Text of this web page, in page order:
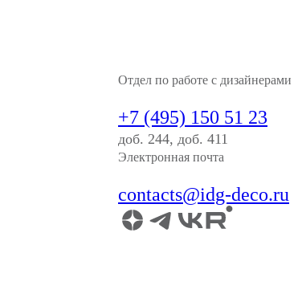
Отдел по работе с дизайнерами
+7 (495) 150 51 23
доб. 244, доб. 411
Электронная почта
contacts@idg-deco.ru